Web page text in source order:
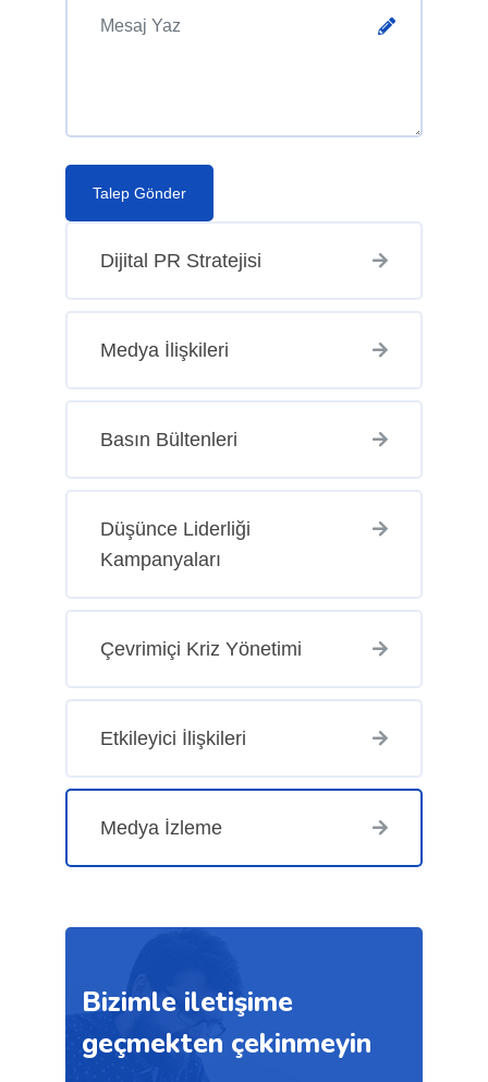
Dijital PR Stratejisi
Medya İlişkileri
Basın Bültenleri
Düşünce Liderliği
Kampanyaları
Çevrimiçi Kriz Yönetimi
Etkileyici İlişkileri
Medya İzleme
Bizimle iletişime
geçmekten çekinmeyin
Talep Gönder